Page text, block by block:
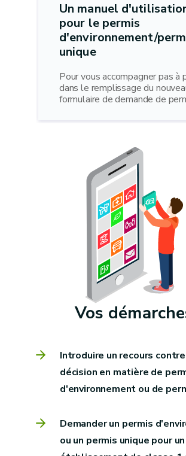
Un manuel
pour le permis
d'environnement/
unique
Pour vous accompagner pas à
dans le remplissage du
formulaire de demande de
Vos
Introduire un recours
décision en matière de
d'environnement ou de
Demander un permis
ou un permis unique pour un